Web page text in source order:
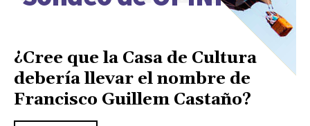
¿Cree que la Casa de Cultura
debería llevar el nombre de
Francisco Guillem Castaño?